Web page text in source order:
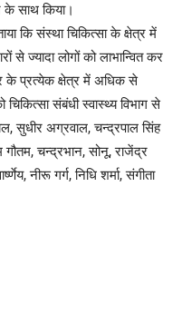
के साथ किया।
कि संस्था चिकित्सा के क्षेत्र में
से ज्यादा लोगों को लाभान्वित कर
के प्रत्येक क्षेत्र में अधिक से
संबंधी स्वास्थ्य विभाग से
सुधीर अग्रवाल, चन्द्रपाल सिंह
गौतम, चन्द्रभान, सोनू, राजेंद्र
नीरू गर्ग, निधि शर्मा, संगीता